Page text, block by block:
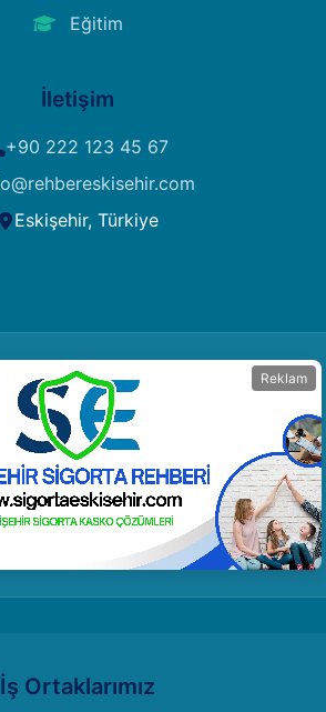
Eğitim
İletişim
+90 222 123 45 67
Eskişehir, Türkiye
Reklam
İş Ortaklarımız